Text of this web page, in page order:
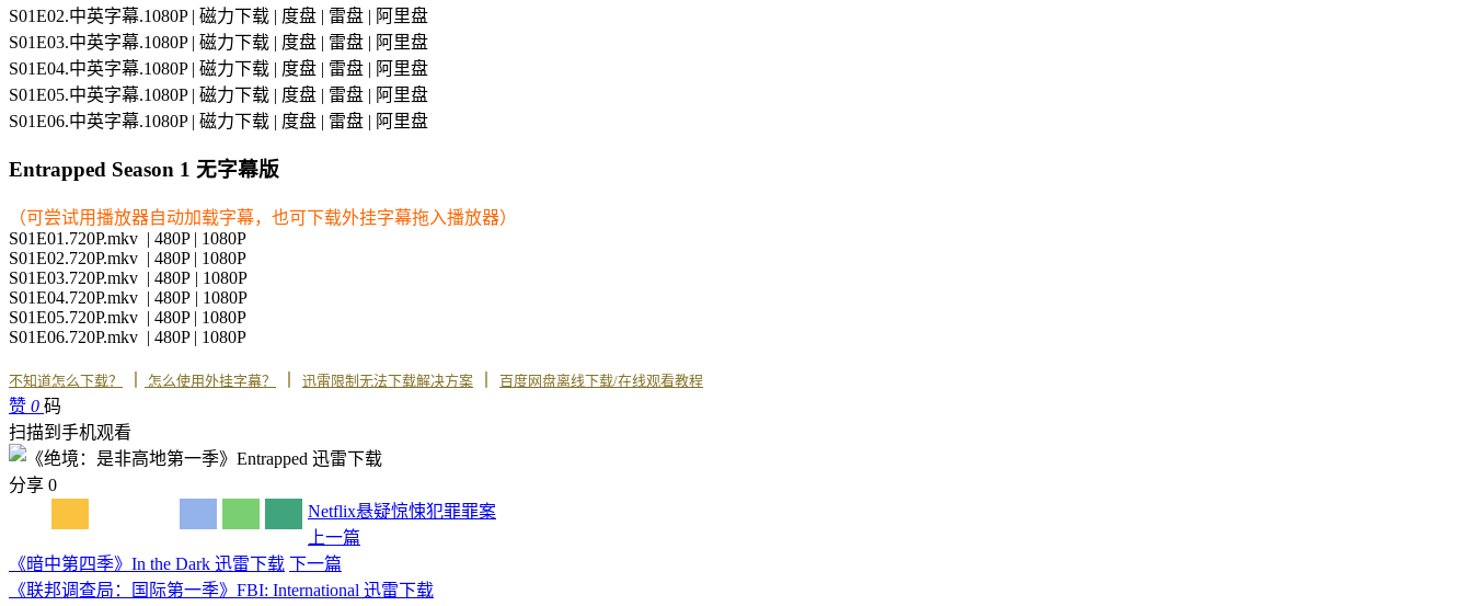
S01E02.中英字幕.1080P | 磁力下载 | 度盘 | 雷盘 | 阿里盘
S01E03.中英字幕.1080P | 磁力下载 | 度盘 | 雷盘 | 阿里盘
S01E04.中英字幕.1080P | 磁力下载 | 度盘 | 雷盘 | 阿里盘
S01E05.中英字幕.1080P | 磁力下载 | 度盘 | 雷盘 | 阿里盘
S01E06.中英字幕.1080P | 磁力下载 | 度盘 | 雷盘 | 阿里盘
Entrapped Season 1 无字幕版
（可尝试用播放器自动加载字幕，也可下载外挂字幕拖入播放器）
S01E01.720P.mkv | 480P | 1080P
S01E02.720P.mkv | 480P | 1080P
S01E03.720P.mkv | 480P | 1080P
S01E04.720P.mkv | 480P | 1080P
S01E05.720P.mkv | 480P | 1080P
S01E06.720P.mkv | 480P | 1080P
不知道怎么下载？ 怎么使用外挂字幕？ 迅雷限制无法下载解决方案 百度网盘离线下载/在线观看教程
赞 0 码
扫描到手机观看
分享 0
Netflix悬疑惊悚犯罪罪案
上一篇
《暗中第四季》In the Dark 迅雷下载 下一篇
《联邦调查局：国际第一季》FBI: International 迅雷下载